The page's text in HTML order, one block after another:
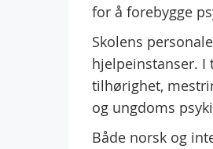
for å forebygge
Skolens
hjelpeinstanser. I
tilhørighet,
og ungdoms
Både norsk og